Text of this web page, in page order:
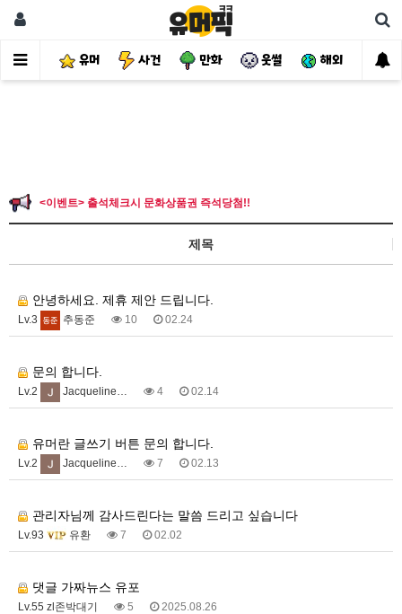
유머 사건 만화 웃썰 해외 핫
<이벤트> 출석체크시 문화상품권 즉석당첨!!
제목
안녕하세요. 제휴 제안 드립니다.
Lv.3 추동준 10 02.24
문의 합니다.
Lv.2 Jacqueline… 4 02.14
유머란 글쓰기 버튼 문의 합니다.
Lv.2 Jacqueline… 7 02.13
관리자님께 감사드린다는 말씀 드리고 싶습니다
Lv.93 유환 7 02.02
댓글 가짜뉴스 유포
Lv.55 zl존박대기 5 2025.08.26